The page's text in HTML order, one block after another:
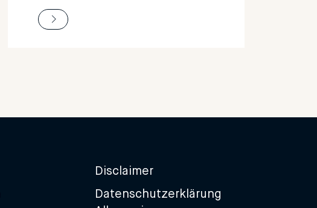
Disclaimer
Datenschutzerklärung